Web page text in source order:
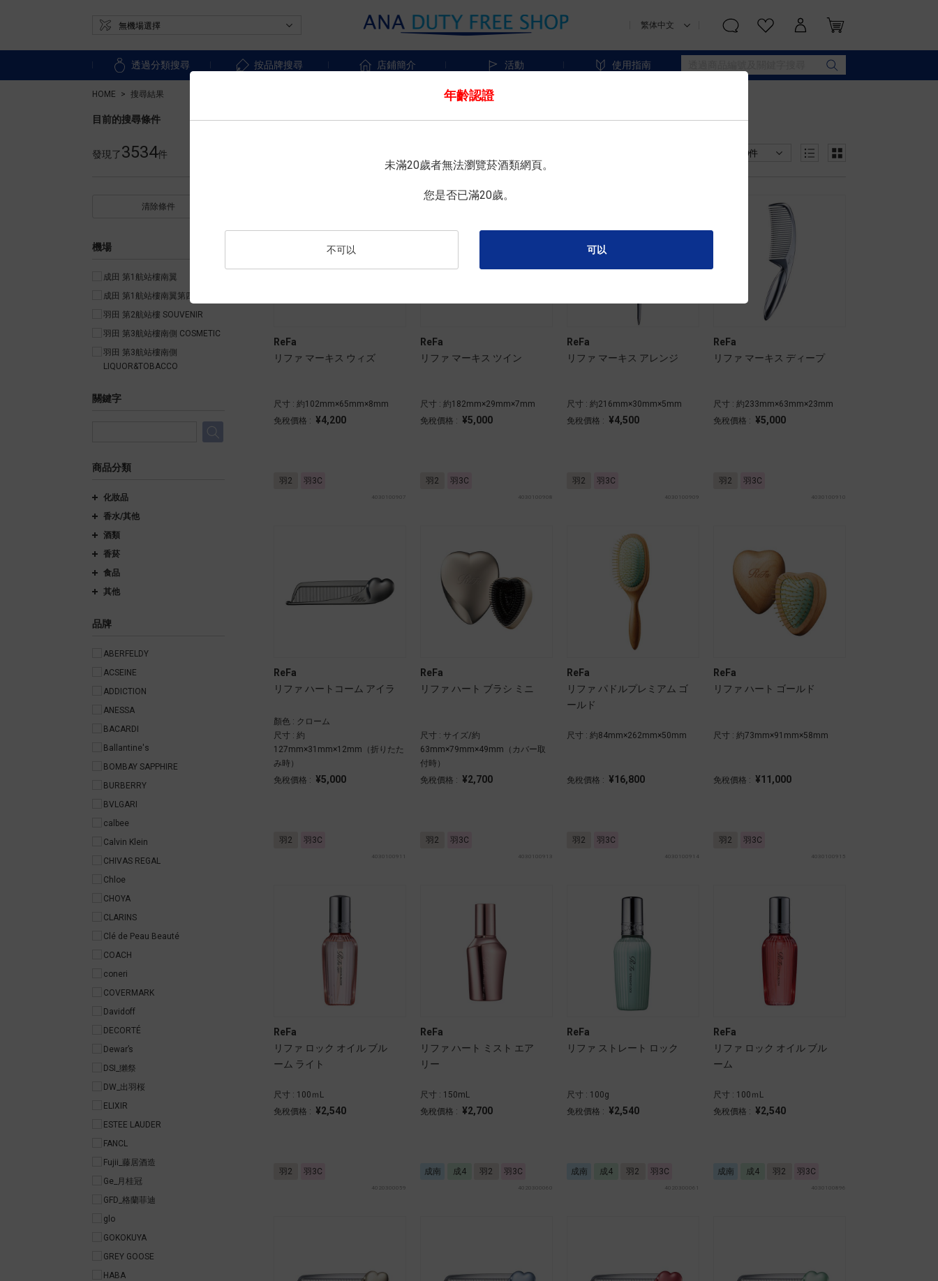
透過分類搜尋 按品牌搜尋 店鋪簡介 活動 使用指南
HOME 搜尋結果
目前的搜尋條件
發現了3534件
清除條件
機場
成田 第1航站樓南翼
成田 第1航站樓南翼第四衛星樓
羽田 第2航站樓 SOUVENIR
羽田 第3航站樓南側 COSMETIC
羽田 第3航站樓南側
LIQUOR&TOBACCO
關鍵字
商品分類
化妝品
香水/其他
酒類
香菸
食品
其他
品牌
ABERFELDY
ACSEINE
ADDICTION
ANESSA
BACARDI
Ballantine's
BOMBAY SAPPHIRE
BURBERRY
BVLGARI
calbee
Calvin Klein
CHIVAS REGAL
Chloe
CHOYA
CLARINS
Clé de Peau Beauté
COACH
coneri
COVERMARK
Davidoff
DECORTÉ
Dewar’s
DSI_獺祭
DW_出羽桜
ELIXIR
ESTEE LAUDER
FANCL
Fujii_藤居酒造
Ge_月桂冠
GFD_格蘭菲迪
glo
GOKOKUYA
GREY GOOSE
HABA
ReFa
リファ マーキス ウィズ
尺寸 : 約102mm×65mm×8mm
免稅價格 : ¥4,200
羽2 羽3C
4030100907
ReFa
リファ マーキス ツイン
尺寸 : 約182mm×29mm×7mm
免稅價格 : ¥5,000
羽2 羽3C
4030100908
ReFa
リファ マーキス アレンジ
尺寸 : 約216mm×30mm×5mm
免稅價格 : ¥4,500
羽2 羽3C
4030100909
ReFa
リファ マーキス ディープ
尺寸 : 約233mm×63mm×23mm
免稅價格 : ¥5,000
羽2 羽3C
4030100910
ReFa
リファ ハートコーム アイラ
顏色 : クローム
尺寸 : 約
127mm×31mm×12mm（折りたた
み時）
免稅價格 : ¥5,000
羽2 羽3C
4030100911
ReFa
リファ ハート ブラシ ミニ
尺寸 : サイズ/約
63mm×79mm×49mm（カバー取
付時）
免稅價格 : ¥2,700
羽2 羽3C
4030100913
ReFa
リファ パドルプレミアム ゴ
ールド
尺寸 : 約84mm×262mm×50mm
免稅價格 : ¥16,800
羽2 羽3C
4030100914
ReFa
リファ ハート ゴールド
尺寸 : 約73mm×91mm×58mm
免稅價格 : ¥11,000
羽2 羽3C
4030100915
ReFa
リファ ロック オイル ブル
ーム ライト
尺寸 : 100ｍL
免稅價格 : ¥2,540
羽2 羽3C
4020300059
ReFa
リファ ハート ミスト エア
リー
尺寸 : 150mL
免稅價格 : ¥2,700
成南 成4 羽2 羽3C
4020300060
ReFa
リファ ストレート ロック
尺寸 : 100g
免稅價格 : ¥2,540
成南 成4 羽2 羽3C
4020300061
ReFa
リファ ロック オイル ブル
ーム
尺寸 : 100ｍL
免稅價格 : ¥2,540
成南 成4 羽2 羽3C
4030100896
年齡認證
未滿20歲者無法瀏覽菸酒類網頁。
您是否已滿20歲。
不可以